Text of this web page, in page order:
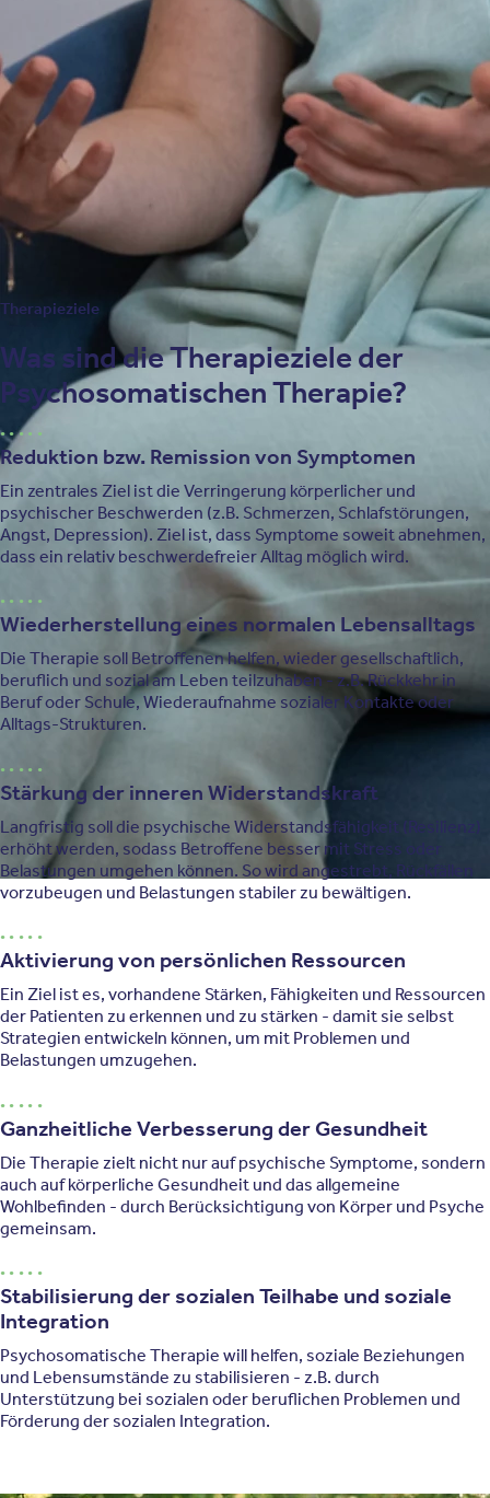
Therapeutische Beziehung und transparentes
Vorgehen
Ein vertrauensvolles Verhältnis zwischen Therapeut und Patient
sowie eine transparente gemeinsame Planung der Behandlung
sind zentrale Bestandteile. Eine gute therapeutische Beziehung
gilt als wichtiger Wirkfaktor, um eine sinnvolle und tragfähige
Behandlungsstrategie zu entwickeln und umzusetzen.
Therapieziele
Was sind die Therapieziele der
Psychosomatischen Therapie?
Reduktion bzw. Remission von Symptomen
Ein zentrales Ziel ist die Verringerung körperlicher und
psychischer Beschwerden (z.B. Schmerzen, Schlafstörungen,
Angst, Depression). Ziel ist, dass Symptome soweit abnehmen,
dass ein relativ beschwerdefreier Alltag möglich wird.
Wiederherstellung eines normalen Lebensalltags
Die Therapie soll Betroffenen helfen, wieder gesellschaftlich,
beruflich und sozial am Leben teilzuhaben - z.B. Rückkehr in
Beruf oder Schule, Wiederaufnahme sozialer Kontakte oder
Alltags-Strukturen.
Stärkung der inneren Widerstandskraft
Langfristig soll die psychische Widerstandsfähigkeit (Resilienz)
erhöht werden, sodass Betroffene besser mit Stress oder
Belastungen umgehen können. So wird angestrebt, Rückfällen
vorzubeugen und Belastungen stabiler zu bewältigen.
Aktivierung von persönlichen Ressourcen
Ein Ziel ist es, vorhandene Stärken, Fähigkeiten und Ressourcen
der Patienten zu erkennen und zu stärken - damit sie selbst
Strategien entwickeln können, um mit Problemen und
Belastungen umzugehen.
Ganzheitliche Verbesserung der Gesundheit
Die Therapie zielt nicht nur auf psychische Symptome, sondern
auch auf körperliche Gesundheit und das allgemeine
Wohlbefinden - durch Berücksichtigung von Körper und Psyche
gemeinsam.
Stabilisierung der sozialen Teilhabe und soziale
Integration
Psychosomatische Therapie will helfen, soziale Beziehungen
und Lebensumstände zu stabilisieren - z.B. durch
Unterstützung bei sozialen oder beruflichen Problemen und
Förderung der sozialen Integration.